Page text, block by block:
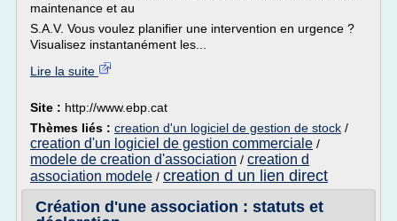
maintenance et au
S.A.V. Vous voulez planifier une intervention en urgence ?
Visualisez instantanément les...
Lire la suite
Site : http://www.ebp.cat
Thèmes liés : creation d'un logiciel de gestion de stock /
creation d'un logiciel de gestion commerciale /
modele de creation d'association / creation d
association modele / creation d un lien direct
Création d'une association : statuts et